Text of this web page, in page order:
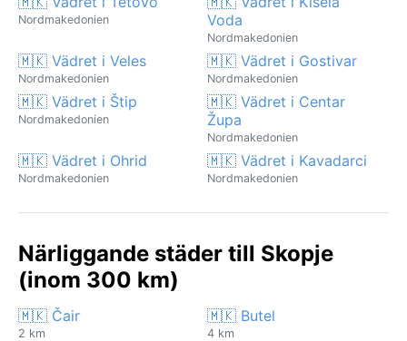
Nordmakedonien
Voda
Nordmakedonien
🇲🇰 Vädret i Veles
Nordmakedonien
🇲🇰 Vädret i Gostivar
Nordmakedonien
🇲🇰 Vädret i Štip
Nordmakedonien
🇲🇰 Vädret i Centar
Župa
Nordmakedonien
🇲🇰 Vädret i Ohrid
Nordmakedonien
🇲🇰 Vädret i Kavadarci
Nordmakedonien
Närliggande städer till Skopje
(inom 300 km)
🇲🇰 Čair
2 km
🇲🇰 Butel
4 km